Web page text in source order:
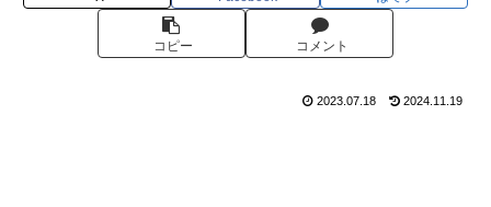
コピー コメント
2023.07.18 2024.11.19